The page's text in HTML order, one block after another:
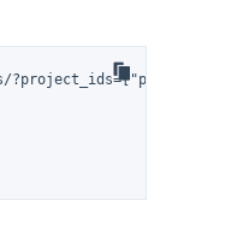
?project_ids=["pj-